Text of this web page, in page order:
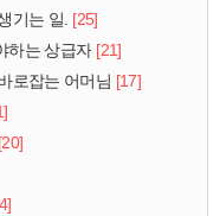
기는 일. [25]
하는 상급자 [21]
로잡는 어머님 [17]
[20]